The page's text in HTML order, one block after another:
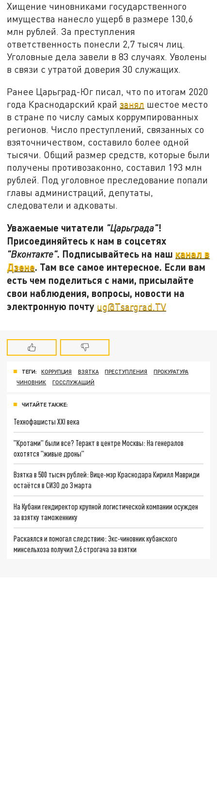
Хищение чиновниками государственного
имущества нанесло ущерб в размере 130,6
млн рублей. За преступления
ответственность понесли 2,7 тысяч лиц.
Уголовные дела завели в 83 случаях. Уволены
в связи с утратой доверия 30 служащих.
Ранее Царьград-Юг писал, что по итогам 2020
года Краснодарский крайзанял шестое место
в стране по числу самых коррумпированных
регионов. Число преступлений, связанных со
взяточничеством, составило более одной
тысячи. Общий размер средств, которые были
получены противозаконно, составил 193 млн
рублей. Под уголовное преследование попали
главы администраций, депутаты,
следователи и адковаты.
Уважаемые читатели "Царьграда"!
Присоединяйтесь к нам в соцсетях
"Вконтакте". Подписывайтесь на наш канал в
Дзене. Там все самое интересное. Если вам
есть чем поделиться с нами, присылайте
свои наблюдения, вопросы, новости на
электронную почту ug@Tsargrad.TV
ТЕГИ: КОРРУПЦИЯ ВЗЯТКА ПРЕСТУПЛЕНИЯ
ПРОКУРАТУРА
ЧИНОВНИК
ГОССЛУЖАЩИЙ
ЧИТАЙТЕ ТАКЖЕ:
Технофашисты XXI века
"Кротами" были все? Теракт в центре Москвы: На генералов
охотятся "живые дроны"
Взятка в 500 тысяч рублей: Вице-мэр Краснодара Кирилл Мавриди
остаётся в СИЗО до 3 марта
На Кубани гендиректор крупной логистической компании осужден
за взятку таможеннику
Раскаялся и помогал следствию: Экс-чиновник кубанского
минсельхоза получил 2,6 строгача за взятки